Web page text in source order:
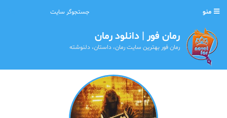
منو
رمان فور | دانلود رمان
رمان فور بهترین سایت رمان، داستان، دلنوشته